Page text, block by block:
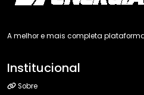
A melhor e mais completa
Institucional
Sobre